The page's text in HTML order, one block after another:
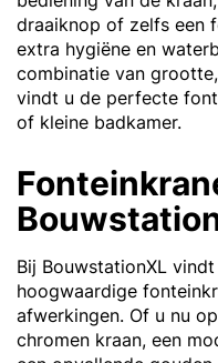
draaiknop of zelfs een
extra hygiëne en
combinatie van
vindt u de perfecte
of kleine badkamer.
Bij BouwstationXL
hoogwaardige
afwerkingen. Of u nu
chromen kraan, een